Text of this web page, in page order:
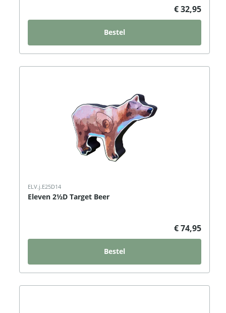
€ 32,95
Bestel
ELV.j.E25D14
Eleven 2½D Target Beer
€ 74,95
Bestel